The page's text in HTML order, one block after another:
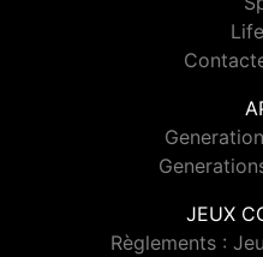
JEUX
Règlements :